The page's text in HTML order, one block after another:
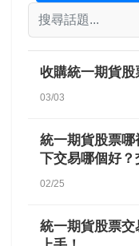
收購統一期貨股
03/03
統一期貨股票
下交易哪個好
02/25
統一期貨股票